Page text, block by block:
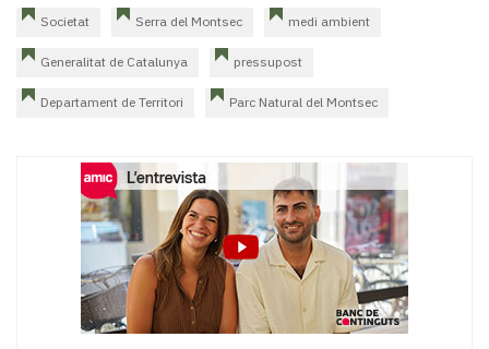
Societat Serra del Montsec medi ambient
Generalitat de Catalunya pressupost
Departament de Territori Parc Natural del Montsec